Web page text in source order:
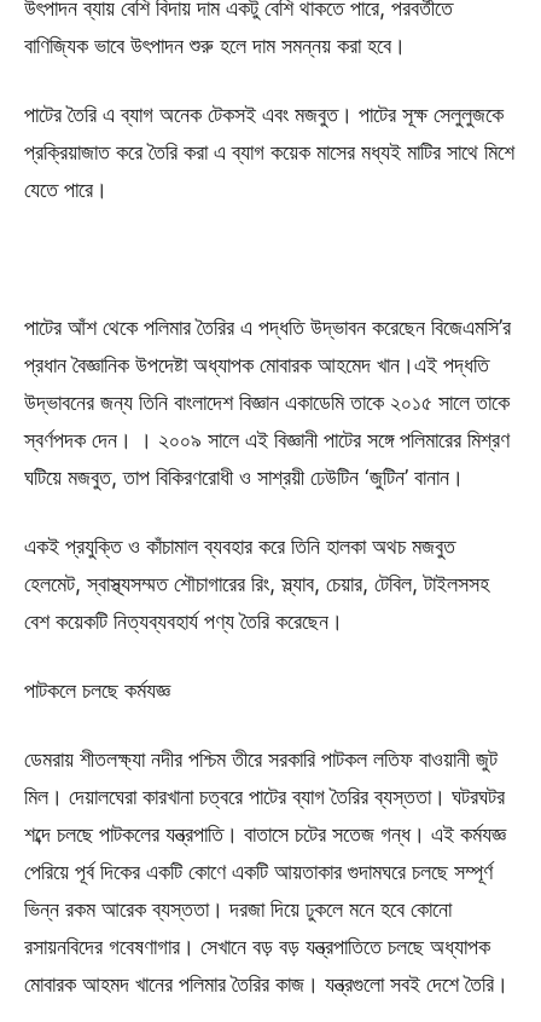
উৎপাদন ব্যায় বেশি বিদায় দাম একটু বেশি থাকতে পারে, পরবর্তীতে
বাণিজ্যিক ভাবে উৎপাদন শুরু হলে দাম সমন্নয় করা হবে।
পাটের তৈরি এ ব্যাগ অনেক টেকসই এবং মজবুত। পাটের সূক্ষ সেলুলুজকে
প্রক্রিয়াজাত করে তৈরি করা এ ব্যাগ কয়েক মাসের মধ্যই মাটির সাথে মিশে
যেতে পারে।
পাটের আঁশ থেকে পলিমার তৈরির এ পদ্ধতি উদ্ভাবন করেছেন বিজেএমসি’র
প্রধান বৈজ্ঞানিক উপদেষ্টা অধ্যাপক মোবারক আহমেদ খান।এই পদ্ধতি
উদ্ভাবনের জন্য তিনি বাংলাদেশ বিজ্ঞান একাডেমি তাকে ২০১৫ সালে তাকে
স্বর্ণপদক দেন। । ২০০৯ সালে এই বিজ্ঞানী পাটের সঙ্গে পলিমারের মিশ্রণ
ঘটিয়ে মজবুত, তাপ বিকিরণরোধী ও সাশ্রয়ী ঢেউটিন ‘জুটিন’ বানান।
একই প্রযুক্তি ও কাঁচামাল ব্যবহার করে তিনি হালকা অথচ মজবুত
হেলমেট, স্বাস্থ্যসম্মত শৌচাগারের রিং, স্ল্যাব, চেয়ার, টেবিল, টাইলসসহ
বেশ কয়েকটি নিত্যব্যবহার্য পণ্য তৈরি করেছেন।
পাটকলে চলছে কর্মযজ্ঞ
ডেমরায় শীতলক্ষ্যা নদীর পশ্চিম তীরে সরকারি পাটকল লতিফ বাওয়ানী জুট
মিল। দেয়ালঘেরা কারখানা চত্বরে পাটের ব্যাগ তৈরির ব্যস্ততা। ঘটরঘটর
শব্দে চলছে পাটকলের যন্ত্রপাতি। বাতাসে চটের সতেজ গন্ধ। এই কর্মযজ্ঞ
পেরিয়ে পূর্ব দিকের একটি কোণে একটি আয়তাকার গুদামঘরে চলছে সম্পূর্ণ
ভিন্ন রকম আরেক ব্যস্ততা। দরজা দিয়ে ঢুকলে মনে হবে কোনো
রসায়নবিদের গবেষণাগার। সেখানে বড় বড় যন্ত্রপাতিতে চলছে অধ্যাপক
মোবারক আহমদ খানের পলিমার তৈরির কাজ। যন্ত্রগুলো সবই দেশে তৈরি।